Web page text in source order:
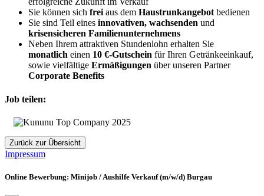
Sie können sich freiaus dem Haustrunkangebotbedienen
Sie sind Teil eines innovativen, wachsenden und
krisensicheren Familienunternehmens
Neben Ihrem attraktiven Stundenlohn erhalten Sie
monatlich einen 10 €-Gutschein für Ihren Getränkeeinkauf,
sowie vielfältige Ermäßigungen über unseren Partner
Corporate Benefits
Job teilen:
Zurück zur Übersicht
Impressum
Online Bewerbung: Minijob / Aushilfe Verkauf (m/w/d) Burgau